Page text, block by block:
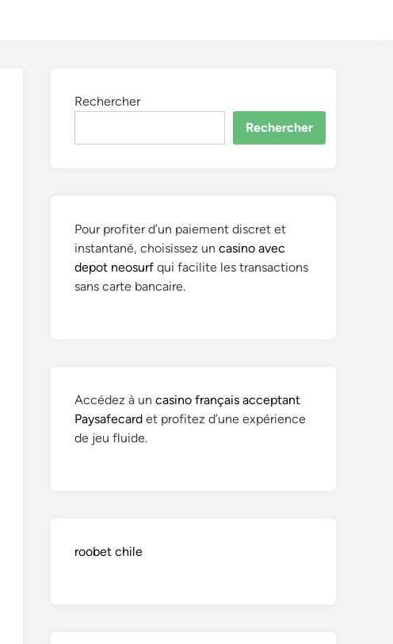
Rechercher
Rechercher
Pour profiter d’un paiement discret et
instantané, choisissez un casino avec
depot neosurf qui facilite les transactions
sans carte bancaire.
Accédez à un casino français acceptant
Paysafecard et profitez d’une expérience
de jeu fluide.
roobet chile